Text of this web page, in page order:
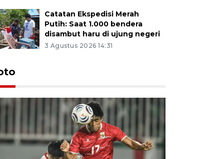
Catatan Ekspedisi Merah
Putih: Saat 1.000 bendera
disambut haru di ujung negeri
3 Agustus 2026 14:31